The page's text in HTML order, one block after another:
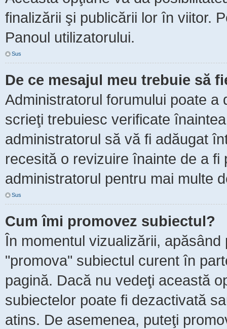
finalizării şi publicării lor în viitor.
Panoul utilizatorului.
Sus
De ce mesajul meu trebuie să
Administratorul forumului poate
scrieţi trebuiesc verificate
administratorul să vă fi adăugat
recesită o revizuire înainte de a
administratorul pentru mai multe
Sus
Cum îmi promovez subiectul?
În momentul vizualizării, apăsând
"promova" subiectul curent în
pagină. Dacă nu vedeţi această
subiectelor poate fi dezactivată
atins. De asemenea, puteţi